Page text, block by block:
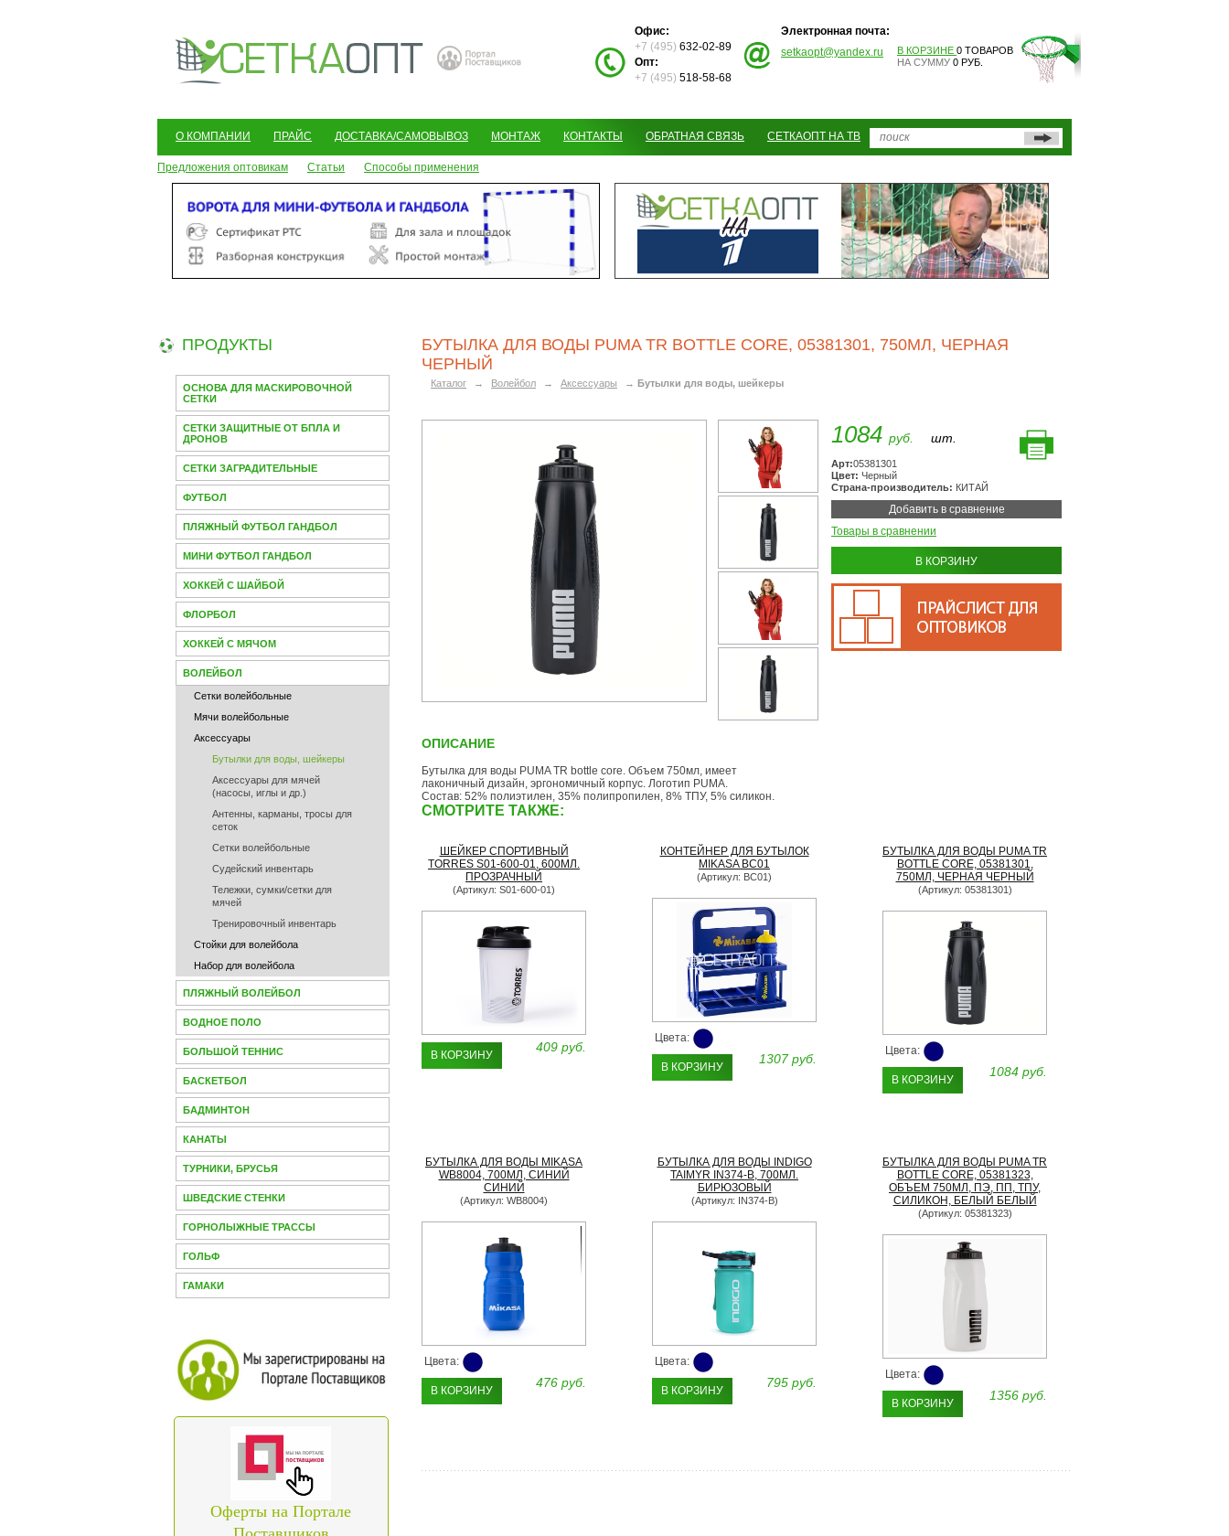
Офис:
+7 (495) 632-02-89
Опт:
+7 (495) 518-58-68
Электронная почта:
setkaopt@yandex.ru
В КОРЗИНЕ 0 ТОВАРОВ
НА СУММУ 0 РУБ.
О КОМПАНИИ ПРАЙС ДОСТАВКА/САМОВЫВОЗ МОНТАЖ КОНТАКТЫ ОБРАТНАЯ СВЯЗЬ СЕТКАОПТ НА ТВ
Предложения оптовикам Статьи Способы применения
ПРОДУКТЫ
ОСНОВА ДЛЯ МАСКИРОВОЧНОЙ
СЕТКИ
СЕТКИ ЗАЩИТНЫЕ ОТ БПЛА И
ДРОНОВ
СЕТКИ ЗАГРАДИТЕЛЬНЫЕ
ФУТБОЛ
ПЛЯЖНЫЙ ФУТБОЛ ГАНДБОЛ
МИНИ ФУТБОЛ ГАНДБОЛ
ХОККЕЙ С ШАЙБОЙ
ФЛОРБОЛ
ХОККЕЙ С МЯЧОМ
ВОЛЕЙБОЛ
Сетки волейбольные
Мячи волейбольные
Аксессуары
Бутылки для воды, шейкеры
Аксессуары для мячей
(насосы, иглы и др.)
Антенны, карманы, тросы для
сеток
Сетки волейбольные
Судейский инвентарь
Тележки, сумки/сетки для
мячей
Тренировочный инвентарь
Стойки для волейбола
Набор для волейбола
ПЛЯЖНЫЙ ВОЛЕЙБОЛ
ВОДНОЕ ПОЛО
БОЛЬШОЙ ТЕННИС
БАСКЕТБОЛ
БАДМИНТОН
КАНАТЫ
ТУРНИКИ, БРУСЬЯ
ШВЕДСКИЕ СТЕНКИ
ГОРНОЛЫЖНЫЕ ТРАССЫ
ГОЛЬФ
ГАМАКИ
Оферты на Портале
БУТЫЛКА ДЛЯ ВОДЫ PUMA TR BOTTLE CORE, 05381301, 750МЛ, ЧЕРНАЯ
ЧЕРНЫЙ
Каталог → Волейбол → Аксессуары → Бутылки для воды, шейкеры
ОПИСАНИЕ
Бутылка для воды PUMA TR bottle core. Объем 750мл, имеет
лаконичный дизайн, эргономичный корпус. Логотип PUMA.
Состав: 52% полиэтилен, 35% полипропилен, 8% ТПУ, 5% силикон.
1084 руб. шт.
Арт:05381301
Цвет: Черный
Страна-производитель: КИТАЙ
Добавить в сравнение
Товары в сравнении
В КОРЗИНУ
СМОТРИТЕ ТАКЖЕ:
ШЕЙКЕР СПОРТИВНЫЙ
TORRES S01-600-01, 600МЛ.
ПРОЗРАЧНЫЙ
(Артикул: S01-600-01)
В КОРЗИНУ
409 руб.
КОНТЕЙНЕР ДЛЯ БУТЫЛОК
MIKASA BC01
(Артикул: BC01)
Цвета:
В КОРЗИНУ
1307 руб.
БУТЫЛКА ДЛЯ ВОДЫ PUMA TR
BOTTLE CORE, 05381301,
750МЛ, ЧЕРНАЯ ЧЕРНЫЙ
(Артикул: 05381301)
Цвета:
В КОРЗИНУ
1084 руб.
БУТЫЛКА ДЛЯ ВОДЫ MIKASA
WB8004, 700МЛ, СИНИЙ
СИНИЙ
(Артикул: WB8004)
Цвета:
В КОРЗИНУ
476 руб.
БУТЫЛКА ДЛЯ ВОДЫ INDIGO
TAIMYR IN374-B, 700МЛ.
БИРЮЗОВЫЙ
(Артикул: IN374-B)
Цвета:
В КОРЗИНУ
795 руб.
БУТЫЛКА ДЛЯ ВОДЫ PUMA TR
BOTTLE CORE, 05381323,
ОБЪЕМ 750МЛ, ПЭ, ПП, ТПУ,
СИЛИКОН, БЕЛЫЙ БЕЛЫЙ
(Артикул: 05381323)
Цвета:
В КОРЗИНУ
1356 руб.